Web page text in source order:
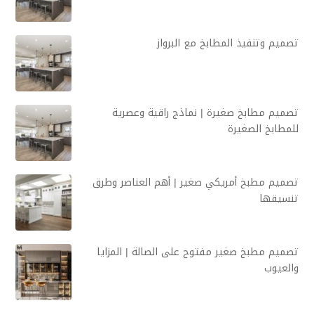
تصميم وتنفيذ المطابخ مع البرواز
تصميم مطابخ صغيرة | نماذج راقية وعصرية
للمطابخ الصغيرة
تصميم مطبخ أمريكي صغير | أهم العناصر وطرق
تنسيقها
تصميم مطبخ صغير مفتوح على الصالة | المزايا
والعيوب